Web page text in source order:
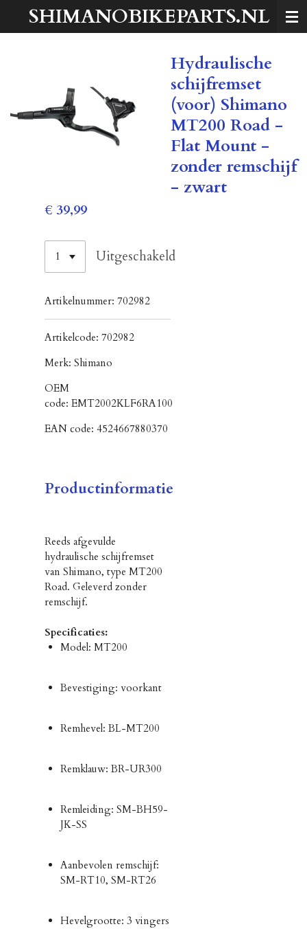
SHIMANOBIKEPARTS.NL
Hydraulische
schijfremset
(voor) Shimano
MT200 Road -
Flat Mount -
zonder remschijf
- zwart
€ 39,99
Uitgeschakeld
Artikelnummer: 702982
Artikelcode: 702982
Merk: Shimano
OEM
code: EMT2002KLF6RA100
EAN code: 4524667880370
Productinformatie
Reeds afgevulde
hydraulische schijfremset
van Shimano, type MT200
Road. Geleverd zonder
remschijf.
Specificaties:
Model: MT200
Bevestiging: voorkant
Remhevel: BL-MT200
Remklauw: BR-UR300
Remleiding: SM-BH59-
JK-SS
Aanbevolen remschijf:
SM-RT10, SM-RT26
Hevelgrootte: 3 vingers